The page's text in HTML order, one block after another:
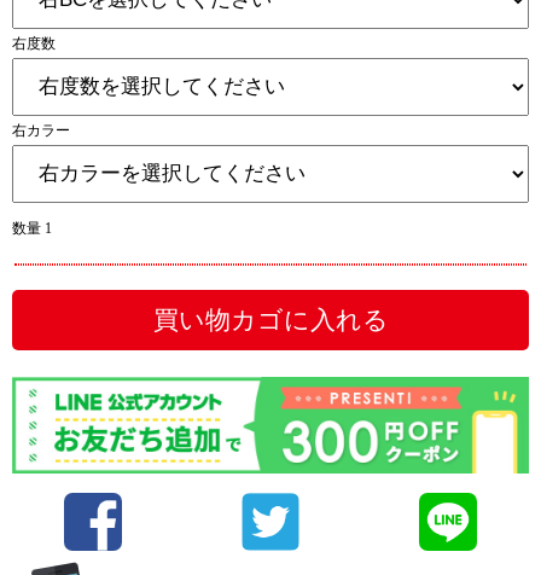
右度数
右カラー
数量 1
買い物カゴに入れる